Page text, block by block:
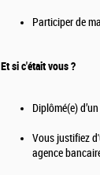
Participer de
Et si c'était vous ?
Diplômé(e) d’un
Vous justifiez
agence